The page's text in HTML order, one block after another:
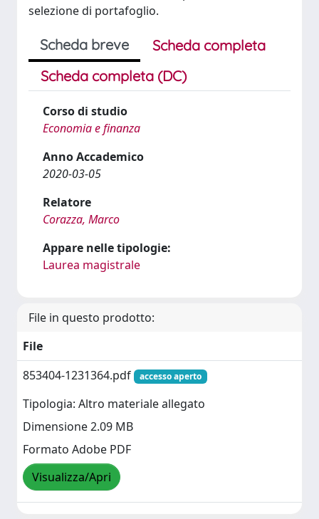
selezione di portafoglio.
Scheda breve
Scheda completa
Scheda completa (DC)
Corso di studio
Economia e finanza
Anno Accademico
2020-03-05
Relatore
Corazza, Marco
Appare nelle tipologie:
Laurea magistrale
File in questo prodotto:
File
853404-1231364.pdf
accesso aperto
Tipologia: Altro materiale allegato
Dimensione 2.09 MB
Formato Adobe PDF
Visualizza/Apri